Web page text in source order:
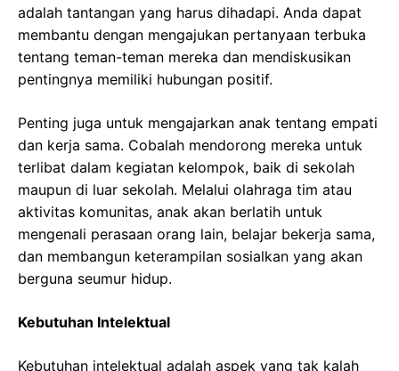
adalah tantangan yang harus dihadapi. Anda dapat
membantu dengan mengajukan pertanyaan terbuka
tentang teman-teman mereka dan mendiskusikan
pentingnya memiliki hubungan positif.
Penting juga untuk mengajarkan anak tentang empati
dan kerja sama. Cobalah mendorong mereka untuk
terlibat dalam kegiatan kelompok, baik di sekolah
maupun di luar sekolah. Melalui olahraga tim atau
aktivitas komunitas, anak akan berlatih untuk
mengenali perasaan orang lain, belajar bekerja sama,
dan membangun keterampilan sosialkan yang akan
berguna seumur hidup.
Kebutuhan Intelektual
Kebutuhan intelektual adalah aspek yang tak kalah